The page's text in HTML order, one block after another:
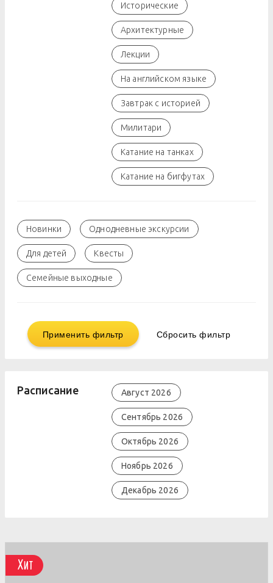
Исторические
Архитектурные
Лекции
На английском языке
Завтрак с историей
Милитари
Катание на танках
Катание на бигфутах
Новинки Однодневные экскурсии
Для детей Квесты
Семейные выходные
Применить фильтр Сбросить фильтр
Расписание Август 2026
Сентябрь 2026
Октябрь 2026
Ноябрь 2026
Декабрь 2026
Хит